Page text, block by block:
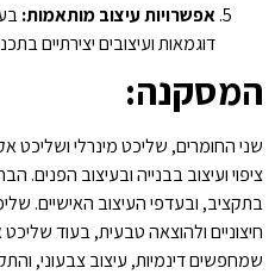
אפשרויות עיצוב מותאמות:
דוגמאות ועיצובים יצירתיים
המסקנה:
שני החומרים, שליכט מינרלי ושליכט
ציפוי ועיצוב בבנייה ובעיצוב הפנים.
בתקציב, ובעדפי העיצוב האישיים.
חיצוניים ולהוצאה טבעית, בעוד
שמחפשים דינמיות, עיצוב צבעוני,